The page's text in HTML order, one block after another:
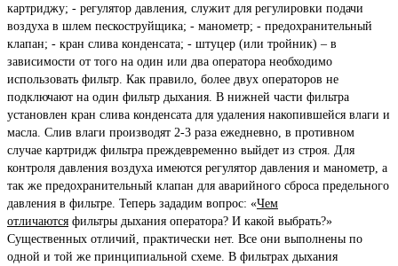
картриджу; - регулятор давления, служит для регулировки подачи
воздуха в шлем пескоструйщика; - манометр; - предохранительный
клапан; - кран слива конденсата; - штуцер (или тройник) – в
зависимости от того на один или два оператора необходимо
использовать фильтр. Как правило, более двух операторов не
подключают на один фильтр дыхания. В нижней части фильтра
установлен кран слива конденсата для удаления накопившейся влаги и
масла. Слив влаги производят 2-3 раза ежедневно, в противном
случае картридж фильтра преждевременно выйдет из строя. Для
контроля давления воздуха имеются регулятор давления и манометр, а
так же предохранительный клапан для аварийного сброса предельного
давления в фильтре. Теперь зададим вопрос: «Чем
отличаются фильтры дыхания оператора? И какой выбрать?»
Существенных отличий, практически нет. Все они выполнены по
одной и той же принципиальной схеме. В фильтрах дыхания